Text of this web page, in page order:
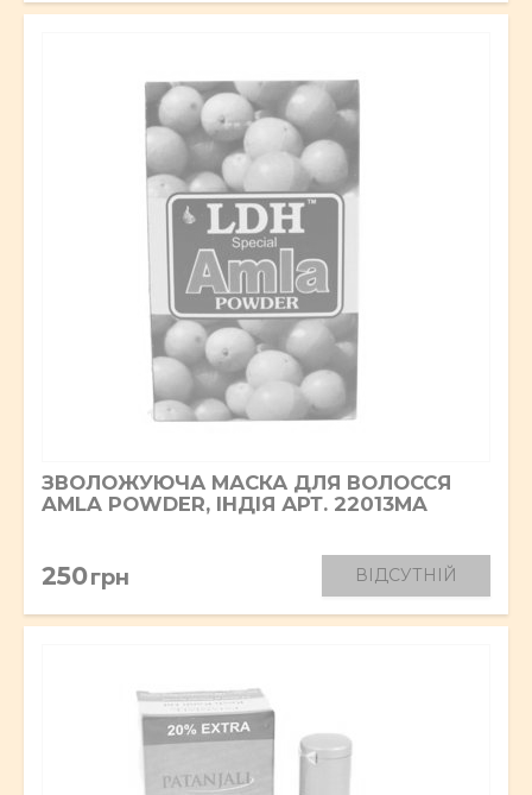
ЗВОЛОЖУЮЧА МАСКА ДЛЯ ВОЛОССЯ
AMLA POWDER, ІНДІЯ АРТ. 22013MA
250грн ВІДСУТНІЙ